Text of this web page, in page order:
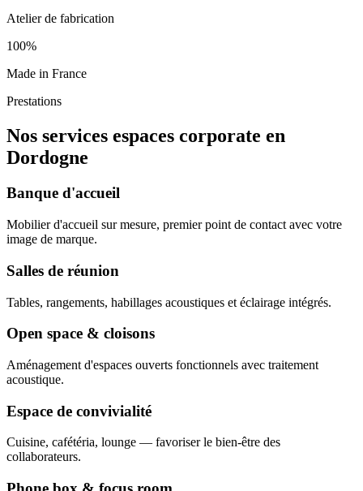
Atelier de fabrication
100%
Made in France
Prestations
Nos services espaces corporate en
Dordogne
Banque d'accueil
Mobilier d'accueil sur mesure, premier point de contact avec votre
image de marque.
Salles de réunion
Tables, rangements, habillages acoustiques et éclairage intégrés.
Open space & cloisons
Aménagement d'espaces ouverts fonctionnels avec traitement
acoustique.
Espace de convivialité
Cuisine, cafétéria, lounge — favoriser le bien-être des
collaborateurs.